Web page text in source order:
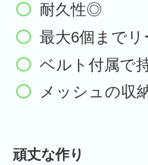
耐久性◎
最大6個まで
ベルト付属で
メッシュの収
頑丈な作り